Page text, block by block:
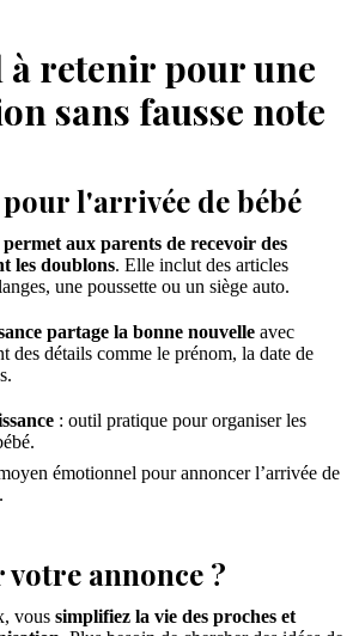
à retenir pour une
sans fausse note
l'arrivée de bébé
permet aux parents de recevoir des
les doublons. Elle inclut des articles
une poussette ou un siège auto.
partage la bonne nouvelle avec
des détails comme le prénom, la date de
: outil pratique pour organiser les
émotionnel pour annoncer l’arrivée de
votre annonce ?
vous simplifiez la vie des proches et